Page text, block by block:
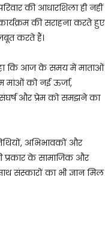
की आधारशिला ही नहीं
की सराहना करते हुए
करते हैं।
कि आज के समय में माताओं
मांओं को नई ऊर्जा,
और प्रेम को समझने का
अभिभावकों और
प्रकार के सामाजिक और
संस्कारों का भी ज्ञान मिल